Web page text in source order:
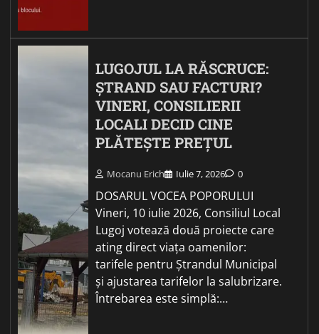
LUGOJUL LA RĂSCRUCE:
ȘTRAND SAU FACTURI?
VINERI, CONSILIERII
LOCALI DECID CINE
PLĂTEȘTE PREȚUL
Mocanu Erich Iulie 7, 2026 0
DOSARUL VOCEA POPORULUI
Vineri, 10 iulie 2026, Consiliul Local
Lugoj votează două proiecte care
ating direct viața oamenilor:
tarifele pentru Ștrandul Municipal
și ajustarea tarifelor la salubrizare.
Întrebarea este simplă:…